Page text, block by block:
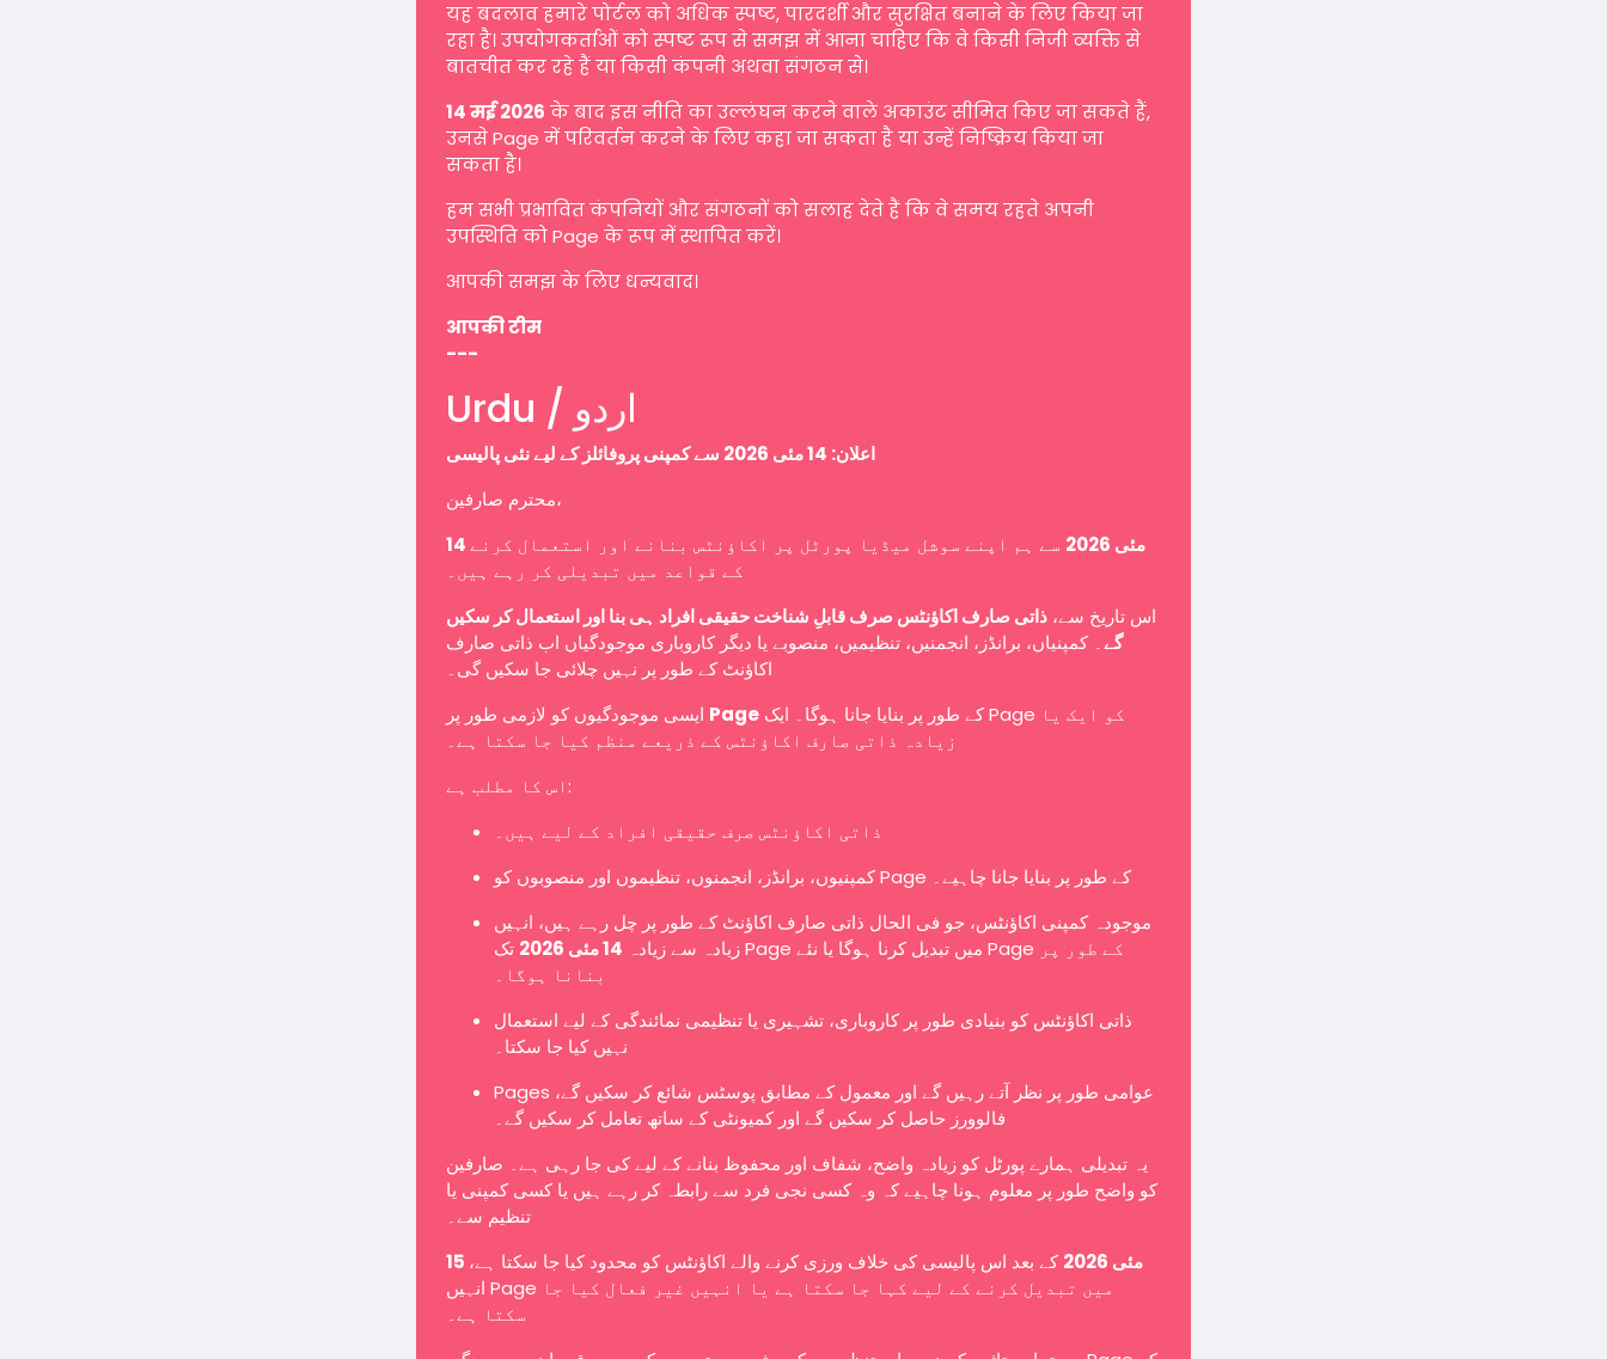
यह बदलाव हमारे पोर्टल को अधिक स्पष्ट, पारदर्शी और सुरक्षित बनाने के लिए किया जा
रहा है। उपयोगकर्ताओं को स्पष्ट रूप से समझ में आना चाहिए कि वे किसी निजी व्यक्ति से
बातचीत कर रहे हैं या किसी कंपनी अथवा संगठन से।
14 मई 2026 के बाद इस नीति का उल्लंघन करने वाले अकाउंट सीमित किए जा सकते हैं,
उनसे Page में परिवर्तन करने के लिए कहा जा सकता है या उन्हें निष्क्रिय किया जा
सकता है।
हम सभी प्रभावित कंपनियों और संगठनों को सलाह देते हैं कि वे समय रहते अपनी
उपस्थिति को Page के रूप में स्थापित करें।
आपकी समझ के लिए धन्यवाद।
आपकी टीम
---
Urdu / اردو
اعلان: 14 مئی 2026 سے کمپنی پروفائلز کے لیے نئی پالیسی
محترم صارفین،
14 مئی 2026
سے ہم اپنے سوشل میڈیا پورٹل پر اکاؤنٹس بنانے اور استعمال کرنے
کے قواعد میں تبدیلی کر رہے ہیں۔
اس تاریخ سے، ذاتی صارف اکاؤنٹس صرف قابلِ شناخت حقیقی افراد ہی بنا اور استعمال کر سکیں
گے۔ کمپنیاں، برانڈز، انجمنیں، تنظیمیں، منصوبے یا دیگر کاروباری موجودگیاں اب ذاتی صارف
اکاؤنٹ کے طور پر نہیں چلائی جا سکیں گی۔
Page
زیادہ ذاتی صارف اکاؤنٹس کے ذریعے منظم کیا جا سکتا ہے۔
اس کا مطلب ہے:
ذاتی اکاؤنٹس صرف حقیقی افراد کے لیے ہیں۔
کمپنیوں، برانڈز، انجمنوں، تنظیموں اور منصوبوں کو Page کے طور پر بنایا جانا چاہیے۔
موجودہ کمپنی اکاؤنٹس، جو فی الحال ذاتی صارف اکاؤنٹ کے طور پر چل رہے ہیں، انہیں
زیادہ سے زیادہ 14 مئی 2026
تک Page میں تبدیل کرنا ہوگا یا نئے Page کے طور پر
بنانا ہوگا۔
ذاتی اکاؤنٹس کو بنیادی طور پر کاروباری، تشہیری یا تنظیمی نمائندگی کے لیے استعمال
نہیں کیا جا سکتا۔
Pages عوامی طور پر نظر آتے رہیں گے اور معمول کے مطابق پوسٹس شائع کر سکیں گے،
فالوورز حاصل کر سکیں گے اور کمیونٹی کے ساتھ تعامل کر سکیں گے۔
یہ تبدیلی ہمارے پورٹل کو زیادہ واضح، شفاف اور محفوظ بنانے کے لیے کی جا رہی ہے۔ صارفین
کو واضح طور پر معلوم ہونا چاہیے کہ وہ کسی نجی فرد سے رابطہ کر رہے ہیں یا کسی کمپنی یا
تنظیم سے۔
15 مئی 2026
کے بعد اس پالیسی کی خلاف ورزی کرنے والے اکاؤنٹس کو محدود کیا جا سکتا ہے،
انہیں Page میں تبدیل کرنے کے لیے کہا جا سکتا ہے یا انہیں غیر فعال کیا جا
سکتا ہے۔